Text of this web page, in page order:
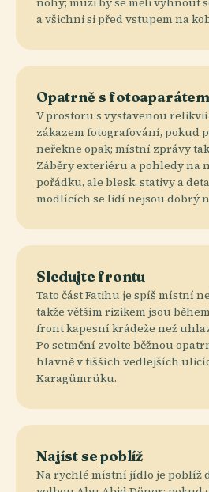
a všichni si před vstupem na
Opatrně s fotoaparátem
V prostoru s vystavenou
zákazem fotografování, pokud
neřekne opak; místní zprávy
Záběry exteriéru a pohledy na
pořádku, ale blesk, stativy a
modlících se lidí nejsou dobrý
Sledujte frontu
Tato část Fatihu je spíš místní
takže větším rizikem jsou
front kapesní krádeže než
Po setmění zvolte běžnou
hlavně v tišších vedlejších
Karagümrüku.
Najíst se poblíž
Na rychlé místní jídlo je poblíž